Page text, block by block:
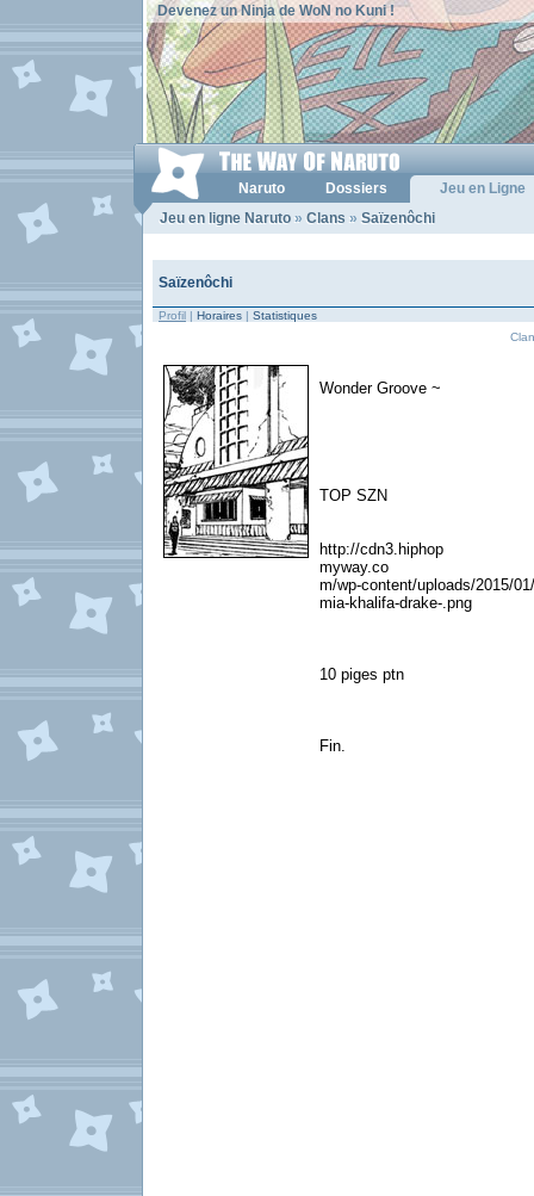
Devenez un Ninja de WoN no Kuni !
Naruto Dossiers
Jeu en Ligne
Jeu en ligne Naruto » Clans » Saïzenôchi
Saïzenôchi
Profil | Horaires | Statistiques
Wonder Groove ~
TOP SZN
http://cdn3.hiphop
myway.co
m/wp-content/uploads/2015/01/
mia-khalifa-drake-.png
10 piges ptn
Fin.